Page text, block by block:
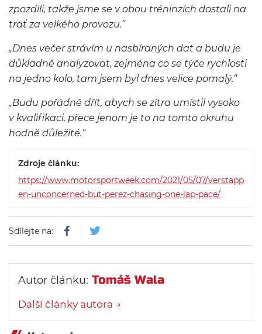
zpozdili, takže jsme se v obou tréninzích dostali na
trať za velkého provozu.“
„Dnes večer strávím u nasbíraných dat a budu je
důkladně analyzovat, zejména co se týče rychlosti
na jedno kolo, tam jsem byl dnes velice pomalý.“
„Budu pořádně dřít, abych se zítra umístil vysoko
v kvalifikaci, přece jenom je to na tomto okruhu
hodně důležité.“
Zdroje článku:
https://www.motorsportweek.com/2021/05/07/verstapp
en-unconcerned-but-perez-chasing-one-lap-pace/
Sdílejte na:
Autor článku: Tomáš Wala
Další články autora →